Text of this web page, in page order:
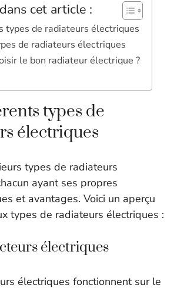
cet article :
types de radiateurs électriques
de radiateurs électriques
le bon radiateur électrique ?
types de
électriques
types de radiateurs
ayant ses propres
et avantages. Voici un aperçu
types de radiateurs électriques :
électriques
électriques fonctionnent sur le